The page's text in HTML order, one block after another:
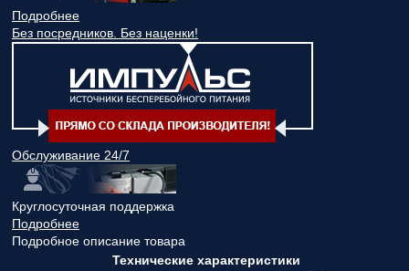
Подробнее
Без посредников. Без наценки!
Обслуживание 24/7
Круглосуточная поддержка
Подробнее
Подробное описание товара
Технические характеристики